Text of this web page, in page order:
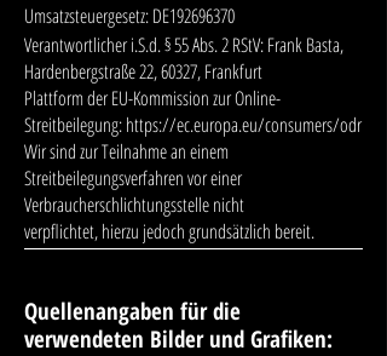
Umsatzsteuergesetz: DE192696370
Verantwortlicher i.S.d. § 55 Abs. 2 RStV: Frank Basta,
Hardenbergstraße 22, 60327, Frankfurt
Plattform der EU-Kommission zur Online-
Streitbeilegung:https://ec.europa.eu/consumers/odr
Wir sind zur Teilnahme an einem
Streitbeilegungsverfahren vor einer
Verbraucherschlichtungsstelle nicht
verpflichtet, hierzu jedoch grundsätzlich bereit.
Quellenangaben für die
verwendeten Bilder und Grafiken: